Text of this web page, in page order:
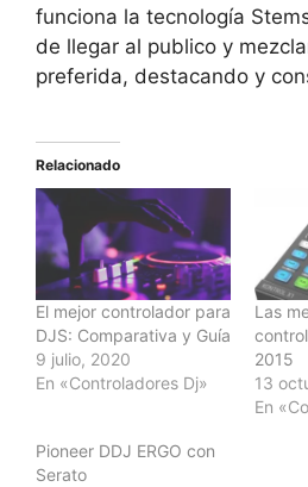
funciona la tecnología
de llegar al publico y
preferida, destacando y
Relacionado
El mejor controlador para
DJS: Comparativa y Guía
9 julio, 2020
En «Controladores Dj»
Las
2015
13
En
Pioneer DDJ ERGO con
Serato